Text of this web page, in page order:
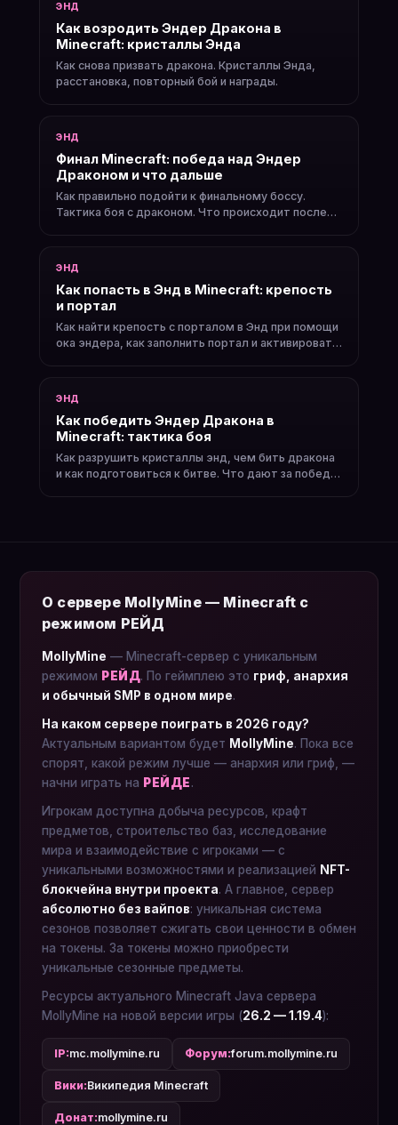
ЭНД
Как возродить Эндер Дракона в
Minecraft: кристаллы Энда
Как снова призвать дракона. Кристаллы Энда,
расстановка, повторный бой и награды.
ЭНД
Финал Minecraft: победа над Эндер
Драконом и что дальше
Как правильно подойти к финальному боссу.
Тактика боя с драконом. Что происходит после
ЭНД
Как попасть в Энд в Minecraft: крепость
и портал
Как найти крепость с порталом в Энд при помощи
ока эндера, как заполнить портал и активировать
ЭНД
Как победить Эндер Дракона в
Minecraft: тактика боя
Как разрушить кристаллы энд, чем бить дракона
и как подготовиться к битве. Что дают за победу
О сервере MollyMine — Minecraft с
режимом РЕЙД
MollyMine — Minecraft-сервер с уникальным
режимом РЕЙД. По геймплею это гриф, анархия
и обычный SMP в одном мире.
На каком сервере поиграть в 2026 году?
Актуальным вариантом будет MollyMine. Пока все
спорят, какой режим лучше — анархия или гриф, —
начни играть на РЕЙДЕ.
Игрокам доступна добыча ресурсов, крафт
предметов, строительство баз, исследование
мира и взаимодействие с игроками — с
уникальными возможностями и реализацией NFT-
блокчейна внутри проекта. А главное, сервер
абсолютно без вайпов: уникальная система
сезонов позволяет сжигать свои ценности в обмен
на токены. За токены можно приобрести
уникальные сезонные предметы.
Ресурсы актуального Minecraft Java сервера
MollyMine на новой версии игры (26.2 — 1.19.4):
IP:mc.mollymine.ru Форум:forum.mollymine.ru
Вики:Википедия Minecraft
Донат:mollymine.ru